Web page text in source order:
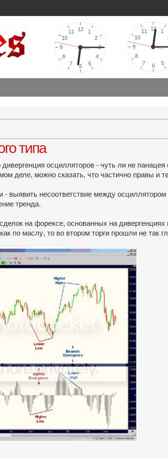
типа
осцилляторов - чуть ли не
деле, можно сказать, что частично правы и
- выявить несоответствие между
тренда.
на форексе, основанных на дивергенциях
по маслу, то во втором торги прошли не так